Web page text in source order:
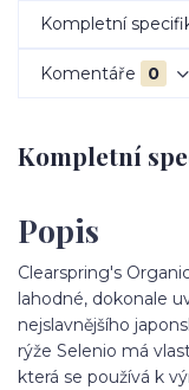
Kompletní
Komentáře 0
Kompletní
Popis
Clearspring's
lahodné, dokonale
nejslavnějšího
rýže Selenio má
která se používá k